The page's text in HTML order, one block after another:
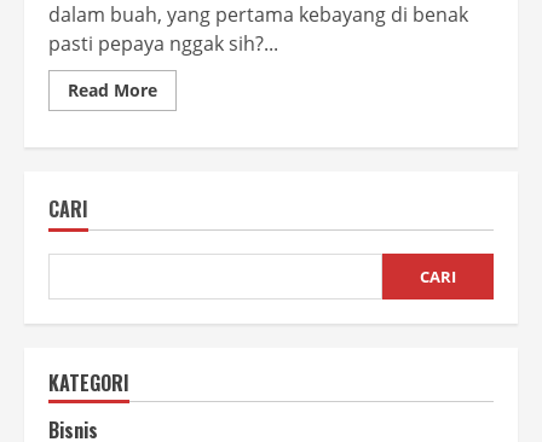
dalam buah, yang pertama kebayang di benak
pasti pepaya nggak sih?...
Read MoreRead
more
yang
Kamu
CARI
CARI
KATEGORI
Bisnis